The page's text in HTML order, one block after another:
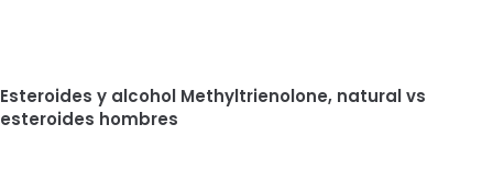
Esteroides y alcohol Methyltrienolone, natural vs
esteroides hombres